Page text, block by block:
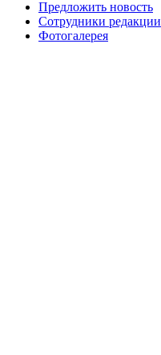
Предложить новость
Сотрудники редакции
Фотогалерея